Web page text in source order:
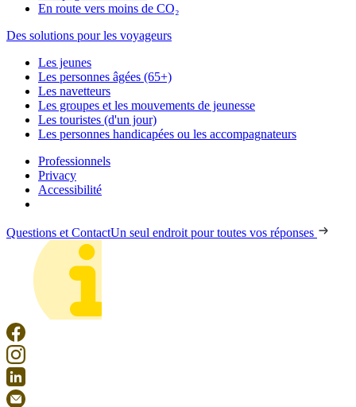
En route vers moins de CO₂
Des solutions pour les voyageurs
Les jeunes
Les personnes âgées (65+)
Les navetteurs
Les groupes et les mouvements de jeunesse
Les touristes (d'un jour)
Les personnes handicapées ou les accompagnateurs
Professionnels
Privacy
Accessibilité
Questions et ContactUn seul endroit pour toutes vos réponses